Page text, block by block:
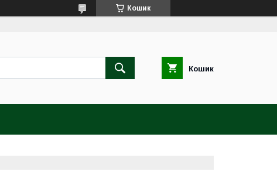
Кошик
Кошик